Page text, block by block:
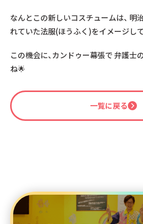
なんとこの新しいコスチュームは、 明
れていた法服(ほうふく)をイメージし
この機会に、カンドゥー幕張で 弁護士
ね🌟
一覧に戻る